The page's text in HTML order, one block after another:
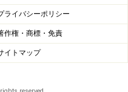
ライバシーポリシー
作権・商標・免責
イトマップ